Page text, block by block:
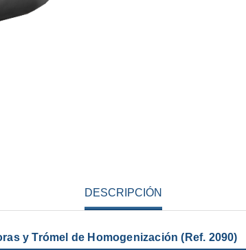
DESCRIPCIÓN
y Trómel de Homogenización (Ref. 2090)